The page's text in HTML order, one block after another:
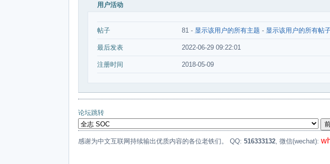
用户活动
帖子 81 - 显示该用户的所有主题 - 显示该用户的所有帖
最后发表 2022-06-29 09:22:01
注册时间 2018-05-09
论坛跳转
感谢为中文互联网持续输出优质内容的各位老铁们。 QQ: 516333132, 微信(wechat):